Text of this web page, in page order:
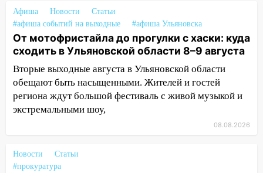
«Нефтяной топливной компании» будут
судить за неуплату 48,4 млн рублей
налогов
09:28 Дети на дорогах: пострадали
велосипедисты, мотоциклисты и
пешеходы. Обзор крупных аварий в
Ульяновской области
08:30 Поджог со свечой, 16 сгоревших
07:50
Какая погоды будет днем 8
августа
Афиша Новости
Статьи
#афиша событий на выходные
#афиша Ульяновска
От мотофристайла до прогулки с хаски: куда
сходить в Ульяновской области 8–9 августа
Вторые выходные августа в Ульяновской области
обещают быть насыщенными. Жителей и гостей
региона ждут большой фестиваль с живой музыкой и
экстремальными шоу,
08.08.2026
Новости
Статьи
#прокуратура